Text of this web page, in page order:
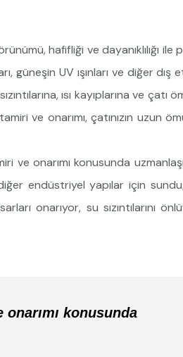
hafifliği ve dayanıklılığı ile
güneşin UV ışınları ve diğer dış
ısı kayıplarına ve çatı
ve onarımı, çatınızın uzun
ve onarımı konusunda
endüstriyel yapılar için
onarıyor, su sızıntılarını
konusunda